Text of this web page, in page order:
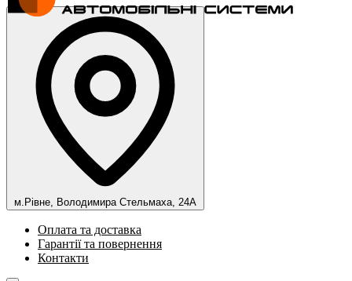
м.Рівне, Володимира Стельмаха, 24А
Оплата та доставка
Гарантії та повернення
Контакти